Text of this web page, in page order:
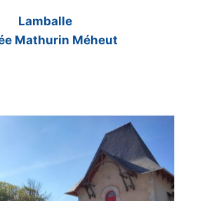
Lamballe
Mathurin Méheut